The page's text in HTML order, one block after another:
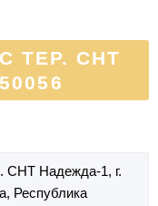
ТЕР. СНТ
СНТ Надежда-1, г.
Республика